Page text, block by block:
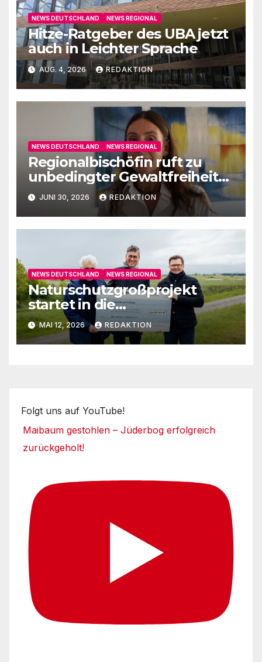
NEWS DEUTSCHLAND NEWS REGIONAL
Hitze-Ratgeber des UBA jetzt
auch in Leichter Sprache
AUG. 4, 2026 REDAKTION
NEWS DEUTSCHLAND NEWS REGIONAL
Regionalbischöfin ruft zu
unbedingter Gewaltfreiheit
aufJUNI 30, 2026 REDAKTION
NEWS DEUTSCHLAND NEWS REGIONAL
Naturschutzgroßprojekt
startet in die
Umsetzungsphase
MAI 12, 2026 REDAKTION
Folgt uns auf YouTube!
Maibaum gestohlen – Jüderbog erfolgreich
zurückgeholt!